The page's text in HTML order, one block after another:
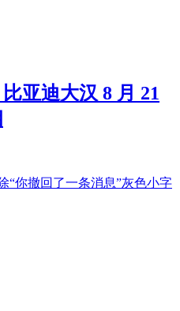
亚迪大汉 8 月 21